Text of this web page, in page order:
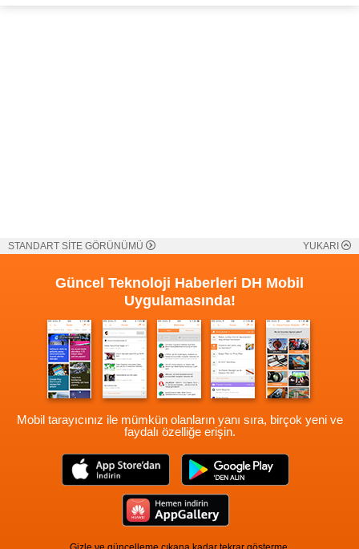
STANDART SİTE GÖRÜNÜMÜ YUKARI
Güncel Teknoloji Haberleri DH Mobil
Uygulamasında!
Mobil tarayıcınız ile mümkün olanların yanı sıra, birçok yeni ve
faydalı özelliğe erişin.